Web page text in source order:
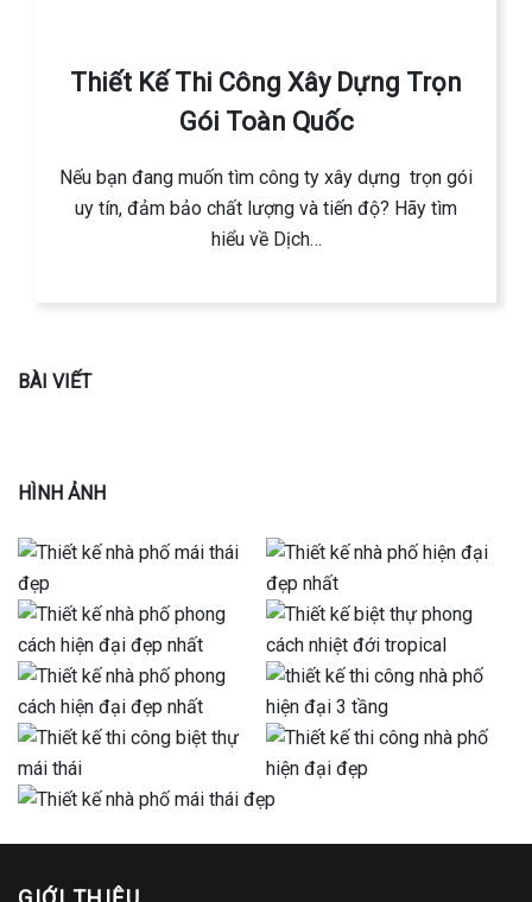
Thiết Kế Thi Công Xây Dựng Trọn
Gói Toàn Quốc
Nếu bạn đang muốn tìm công ty xây dựng trọn gói
uy tín, đảm bảo chất lượng và tiến độ? Hãy tìm
hiểu về Dịch…
BÀI VIẾT
HÌNH ẢNH